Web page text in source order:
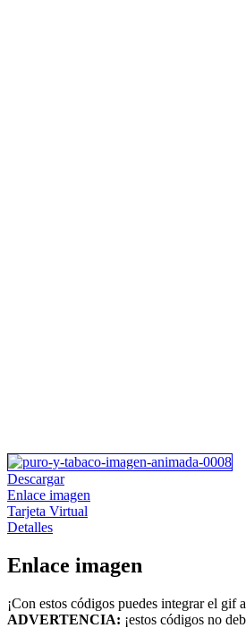
Descargar
Enlace imagen
Tarjeta Virtual
Detalles
Enlace imagen
¡Con estos códigos puedes integrar el
ADVERTENCIA: ¡estos códigos no